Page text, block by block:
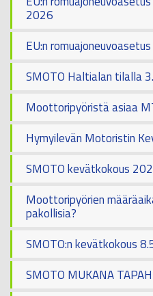
2026
EU:n
SMOTO Haltialan tilalla
Moottoripyöristä asiaa
Hymyilevän Motoristin
SMOTO kevätkokous
Moottoripyörien
pakollisia?
SMOTO:n kevätkokous
SMOTO MUKANA